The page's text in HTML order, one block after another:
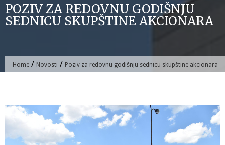
POZIV ZA REDOVNU GODIŠNJU
SEDNICU SKUPŠTINE AKCIONARA
Home / Novosti / Poziv za redovnu godišnju sednicu skupštine akcionara